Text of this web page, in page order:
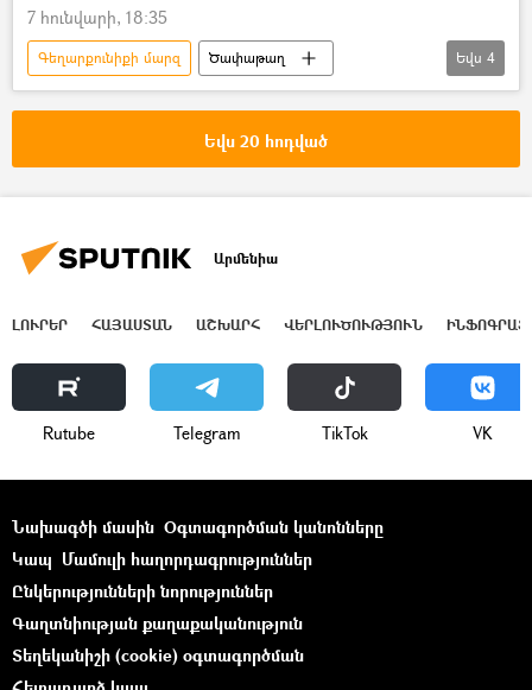
7 հունվարի, 18:35
Գեղարքունիքի մարզ
Ծափաթաղ
Տիգրան Օվանեսով
քույր
եղբայր
Եվս 4
Եվս 20 հոդված
Արմենիա
ԼՈՒՐԵՐ ՀԱՅԱՍՏԱՆ ԱՇԽԱՐՀ ՎԵՐԼՈՒԾՈՒԹՅՈՒՆ
Rutube Telegram ТikТоk VK
Նախագծի մասին Օգտագործման կանոնները
Կապ Մամուլի հաղորդագրություններ
Ընկերությունների նորություններ
Գաղտնիության քաղաքականություն
Տեղեկանիշի (cookie) օգտագործման